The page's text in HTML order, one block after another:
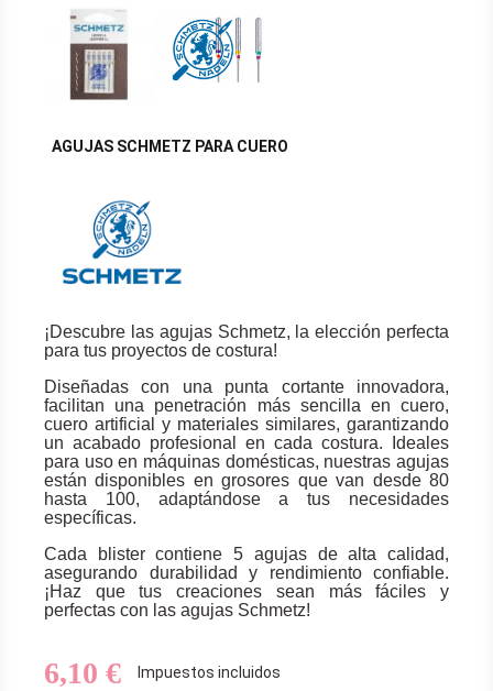
AGUJAS SCHMETZ PARA CUERO
¡Descubre las agujas Schmetz, la elección perfecta
para tus proyectos de costura!
Diseñadas con una punta cortante innovadora,
facilitan una penetración más sencilla en cuero,
cuero artificial y materiales similares, garantizando
un acabado profesional en cada costura. Ideales
para uso en máquinas domésticas, nuestras agujas
están disponibles en grosores que van desde 80
hasta 100, adaptándose a tus necesidades
específicas.
Cada blister contiene 5 agujas de alta calidad,
asegurando durabilidad y rendimiento confiable.
¡Haz que tus creaciones sean más fáciles y
perfectas con las agujas Schmetz!
6,10 €
Impuestos incluidos